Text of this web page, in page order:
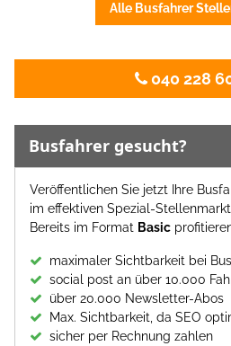
Alle Busfahrer
040 228
Busfahrer gesucht?
Veröffentlichen Sie jetzt Ihre
im effektiven Spezial-
Bereits im Format Basic
maximaler Sichtbarkeit bei
social post an über 10.000
über 20.000 Newsletter-Abos
Max. Sichtbarkeit, da SEO
sicher per Rechnung zahlen